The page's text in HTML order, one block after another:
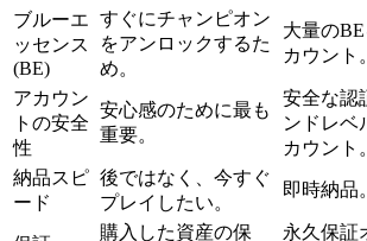
ブルーエ
ッセンス
(BE)
すぐにチャンピオン
をアンロックするた
め。
大量の
カウント。
アカウン
トの安全
性
安心感のために最も
重要。
安全な認
ンドレベ
カウント。
納品スピ
ード
後ではなく、今すぐ
プレイしたい。
即時納品。
購入した資産の保
永久保証